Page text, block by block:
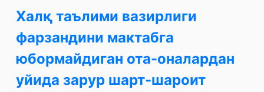
Халқ таълими вазирлиги
фарзандини мактабга
юбормайдиган ота-оналардан
уйида зарур шарт-шароит